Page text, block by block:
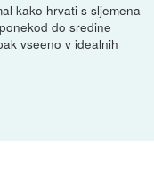
kako hrvati s sljemena
do sredine
vseeno v idealnih